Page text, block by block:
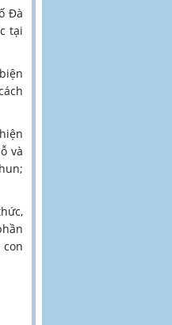
Đà
tại
và